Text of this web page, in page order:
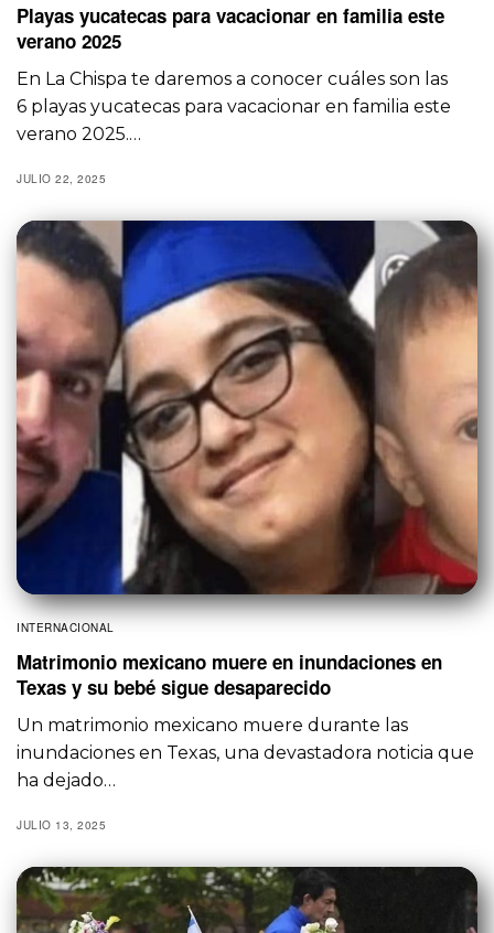
Playas yucatecas para vacacionar en familia este
verano 2025
En La Chispa te daremos a conocer cuáles son las
6 playas yucatecas para vacacionar en familia este
verano 2025.…
JULIO 22, 2025
INTERNACIONAL
Matrimonio mexicano muere en inundaciones en
Texas y su bebé sigue desaparecido
Un matrimonio mexicano muere durante las
inundaciones en Texas, una devastadora noticia que
ha dejado…
JULIO 13, 2025